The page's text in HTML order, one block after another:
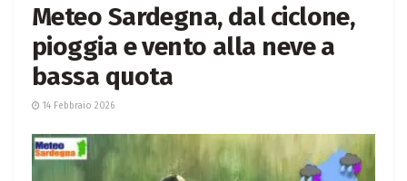
Meteo Sardegna, dal ciclone,
pioggia e vento alla neve a
bassa quota
14 Febbraio 2026